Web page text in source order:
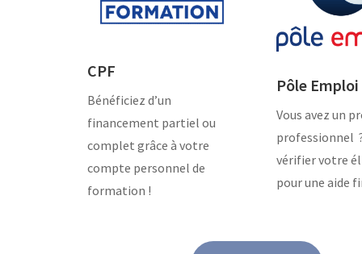
CPF
Bénéficiez d’un
financement partiel ou
complet grâce à votre
compte personnel de
formation !
Pôle Emploi
Vous avez un
professionnel
vérifier votre
pour une aide